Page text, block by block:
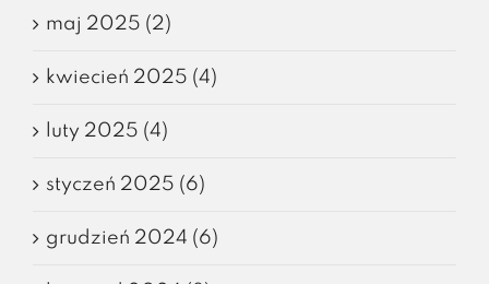
maj 2025 (2)
kwiecień 2025 (4)
luty 2025 (4)
styczeń 2025 (6)
grudzień 2024 (6)